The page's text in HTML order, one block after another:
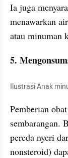
Ia juga
menawarkan
atau minuman
5.
Ilustrasi Anak
Pemberian
sembarangan.
pereda nyeri
nonsteroid)